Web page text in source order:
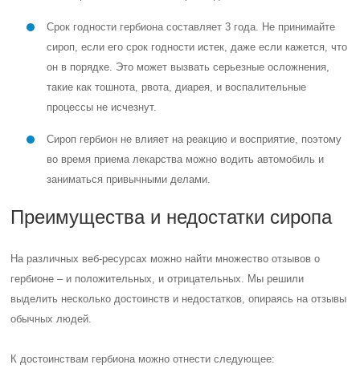
Срок годности гербиона составляет 3 года. Не принимайте
сироп, если его срок годности истек, даже если кажется, что
он в порядке. Это может вызвать серьезные осложнения,
такие как тошнота, рвота, диарея, и воспалительные
процессы не исчезнут.
Сироп гербион не влияет на реакцию и восприятие, поэтому
во время приема лекарства можно водить автомобиль и
заниматься привычными делами.
Преимущества и недостатки сиропа
На различных веб-ресурсах можно найти множество отзывов о
гербионе – и положительных, и отрицательных. Мы решили
выделить несколько достоинств и недостатков, опираясь на отзывы
обычных людей.
К достоинствам гербиона можно отнести следующее: